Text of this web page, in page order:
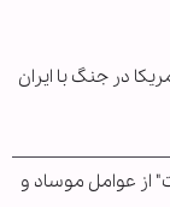
در جنگ با ایران
از عوامل موساد و